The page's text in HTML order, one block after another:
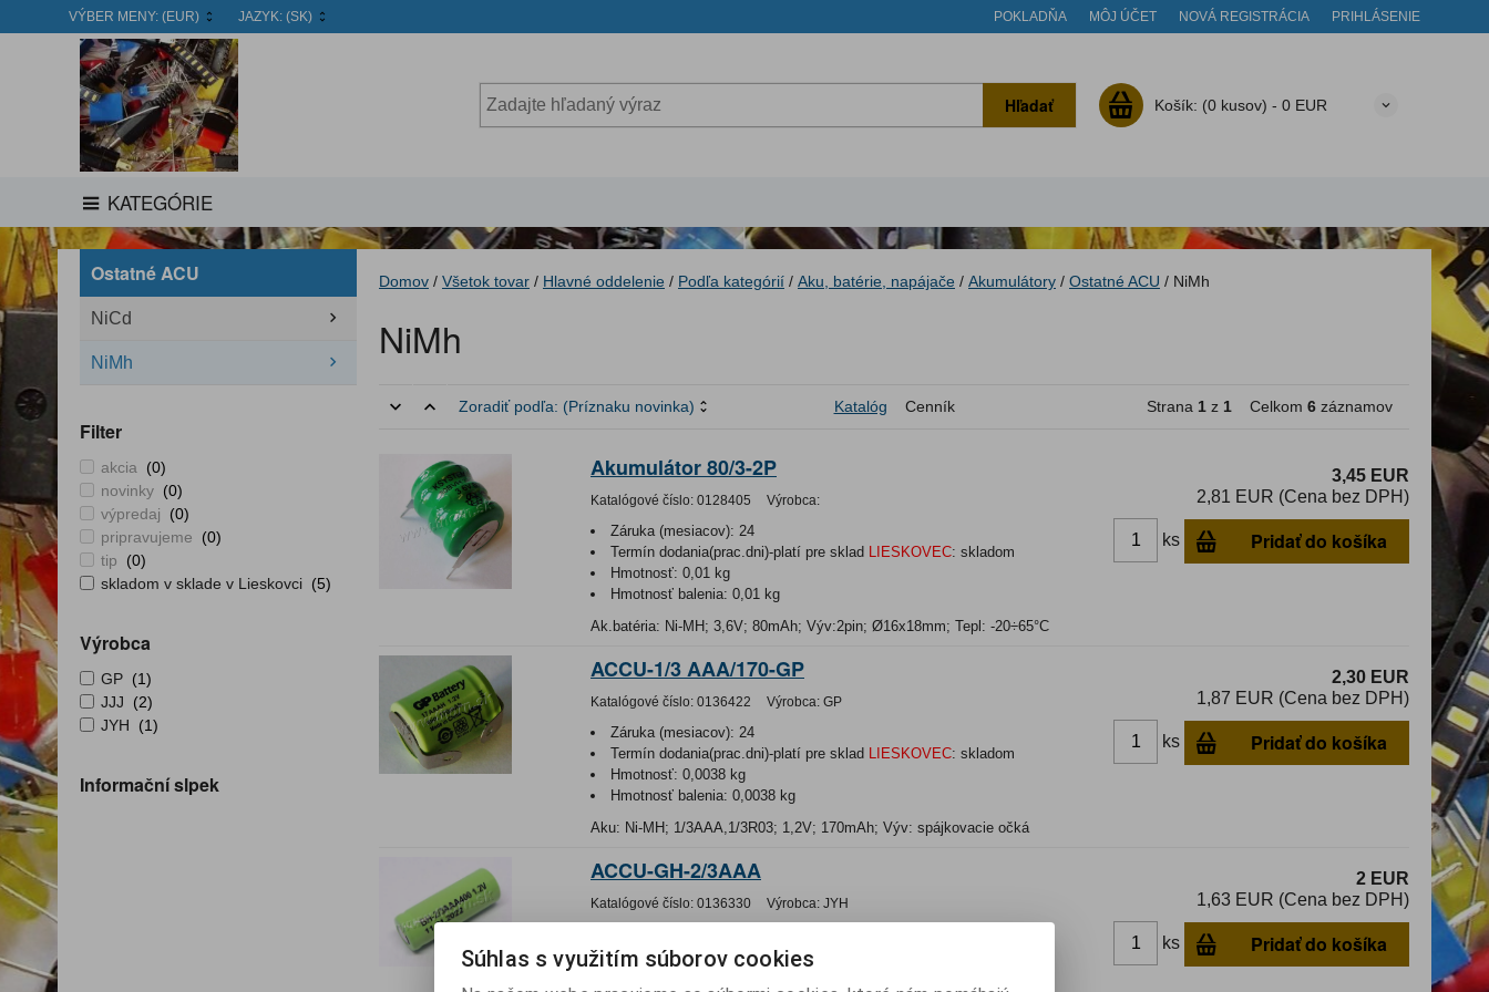
VÝBER MENY: (EUR) JAZYK: (SK) POKLADŇA MÔJ ÚČET NOVÁ REGISTRÁCIA PRIHLÁSENIE
Hľadať Košík: (0 kusov) - 0 EUR
KATEGÓRIE
Ostatné ACU
NiCd
NiMh
Filter
akcia
(0)
novinky (0)
výpredaj
(0)
pripravujeme
(0)
tip
(0)
skladom v sklade v Lieskovci (5)
Výrobca
GP (1)
JJJ
(2)
JYH
(1)
Informační slpek
Domov / Všetok tovar / Hlavné oddelenie / Podľa kategórií / Aku, batérie, napájače / Akumulátory / Ostatné ACU / NiMh
NiMh
Zoradiť podľa: (Príznaku novinka) Katalóg Cenník Strana 1 z 1 Celkom 6 záznamov
Akumulátor 80/3-2P
Katalógové číslo: 0128405 Výrobca:
Záruka (mesiacov): 24
Termín dodania(prac.dni)-platí pre sklad LIESKOVEC: skladom
Hmotnosť: 0,01 kg
Hmotnosť balenia: 0,01 kg
Ak.batéria: Ni-MH; 3,6V; 80mAh; Výv:2pin; Ø16x18mm; Tepl: -20÷65°C
3,45 EUR
2,81 EUR (Cena bez DPH)
ks Pridať do košíka
ACCU-1/3 AAA/170-GP
Katalógové číslo: 0136422 Výrobca: GP
Záruka (mesiacov): 24
Termín dodania(prac.dni)-platí pre sklad LIESKOVEC: skladom
Hmotnosť: 0,0038 kg
Hmotnosť balenia: 0,0038 kg
Aku: Ni-MH; 1/3AAA,1/3R03; 1,2V; 170mAh; Výv: spájkovacie očká
2,30 EUR
1,87 EUR (Cena bez DPH)
ks Pridať do košíka
ACCU-GH-2/3AAA
Katalógové číslo: 0136330 Výrobca: JYH
Termín dodania(prac.dni)-platí pre sklad
2 EUR
1,63 EUR (Cena bez DPH)
ks Pridať do košíka
Súhlas s využitím súborov cookies